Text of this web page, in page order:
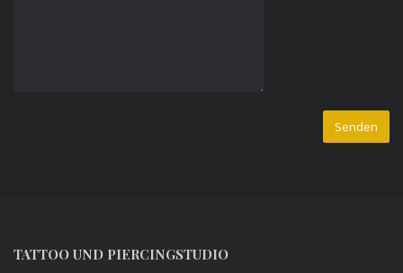
TATTOO UND PIERCINGSTUDIO